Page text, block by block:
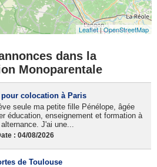
Leaflet|OpenStreetMap
dans la
Monoparentale
colocation à Paris
seule ma petite fille Pénélope, âgée
éducation, enseignement et formation à
J'ai une...
: 04/08/2026
de Toulouse